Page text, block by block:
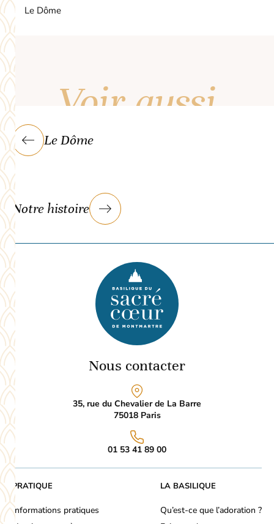
Le Dôme
Voir aussi
Le Dôme
Notre histoire
Nous contacter
35, rue du Chevalier de La Barre
75018 Paris
01 53 41 89 00
PRATIQUE
Informations pratiques
LA BASILIQUE
Qu’est-ce que l’adoration ?